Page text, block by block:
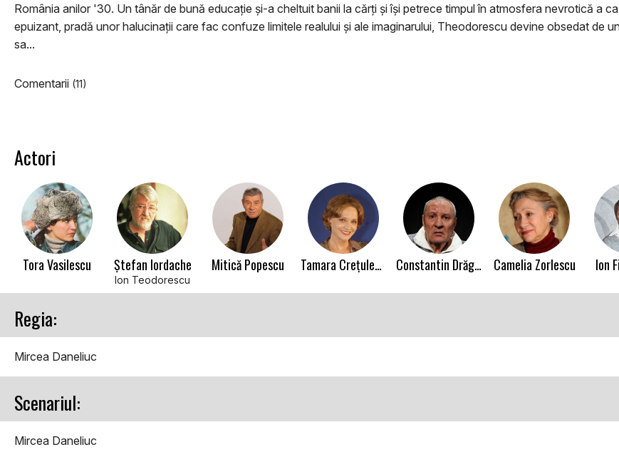
România anilor '30. Un tânăr de bună educație și-a cheltuit banii la cărți și își petrece timpul în atmosfera nevrotică a
epuizant, pradă unor halucinații care fac confuze limitele realului și ale imaginarului, Theodorescu devine obsedat de
sa...
Comentarii (11)
Actori
Tora Vasilescu Ștefan Iordache
Ion Teodorescu
Mitică Popescu Tamara Crețulescu Constantin Drăgănescu Camelia Zorlescu Ion
Regia:
Mircea Daneliuc
Scenariul:
Mircea Daneliuc